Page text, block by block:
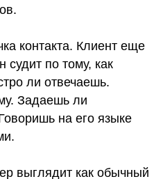
контакта. Клиент еще
судит по тому, как
ли отвечаешь.
Задаешь ли
на его языке
выглядит как обычный